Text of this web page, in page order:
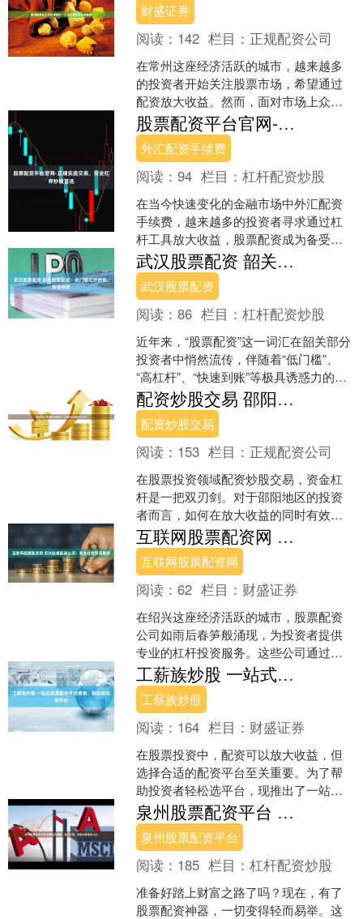
财盛证券
阅读： 142 栏目： 正规配资公司
在常州这座经济活跃的城市，越来越多
的投资者开始关注股票市场，希望通过
配资放大收益。然而，面对市场上众多
的配资平台，许多投资者不禁困惑：**常
州股票配资平台哪家好....
股票配资平台官网-正规实盘交易，安全杠杆炒股首选
外汇配资手续费
阅读：94 栏目：杠杆配资炒股
在当今快速变化的金融市场中外汇配资
手续费，越来越多的投资者寻求通过杠
杆工具放大收益，股票配资成为备受关
注的途径之一。然而，面对网络上琳琅
满目的配资平台，如何选择....
武汉股票配资 韶关股票配资：低门槛杠杆炒股，快速到账
武汉股票配资
阅读：86 栏目：杠杆配资炒股
近年来，“股票配资”这一词汇在韶关部分
投资者中悄然流传，伴随着“低门槛”、
“高杠杆”、“快速到账”等极具诱惑力的宣
传，吸引着一些渴望在股市中快速获利
的人群。然而....
配资炒股交易 邵阳股票配资：安全合规的资金杠杆选择
配资炒股交易
阅读： 153 栏目： 正规配资公司
在股票投资领域配资炒股交易，资金杠
杆是一把双刃剑。对于邵阳地区的投资
者而言，如何在放大收益的同时有效控
制风险，选择安全合规的配资渠道至关
重要。当前市场环境下，甄....
互联网股票配资网 绍兴股票配资公司：专业杠杆投资服务
互联网股票配资网
阅读：62 栏目： 财盛证券
在绍兴这座经济活跃的城市，股票配资
公司如雨后春笋般涌现，为投资者提供
专业的杠杆投资服务。这些公司通过提
供资金杠杆，帮助投资者放大交易规
模，以期在股市波动中获取更....
工薪族炒股 一站式股票配资平台查询，助您轻松选平台
工薪族炒股
阅读： 164 栏目： 财盛证券
在股票投资中，配资可以放大收益，但
选择合适的配资平台至关重要。为了帮
助投资者轻松选平台，现推出了一站式
股票配资平台查询服务。 股票配资网平
台通常提供灵活的配资比....
泉州股票配资平台 股票配资神器，轻松下载，财富之路等你开拓
泉州股票配资平台
阅读： 185 栏目：杠杆配资炒股
准备好踏上财富之路了吗？现在，有了
股票配资神器，一切变得轻而易举。这